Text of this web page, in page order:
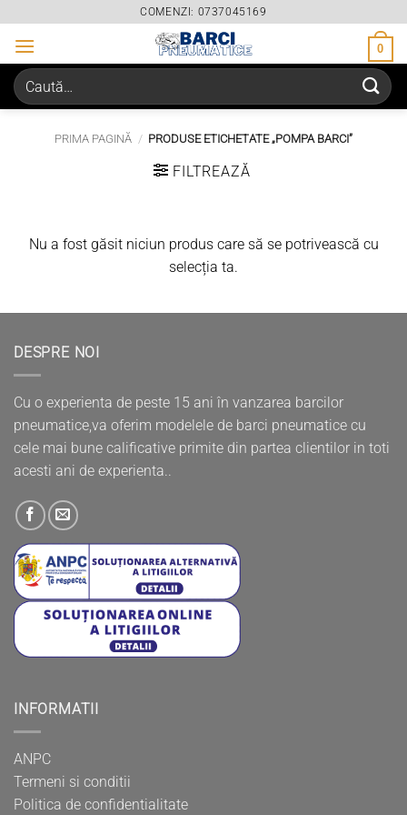
content
COMENZI: 0737045169
0
Caută
după:
PRIMA PAGINĂ / PRODUSE ETICHETATE „POMPA BARCI”
FILTREAZĂ
Nu a fost găsit niciun produs care să se potrivească cu
selecția ta.
DESPRE NOI
Cu o experienta de peste 15 ani în vanzarea barcilor
pneumatice,va oferim modelele de barci pneumatice cu
cele mai bune calificative primite din partea clientilor in toti
acesti ani de experienta..
INFORMATII
ANPC
Termeni si conditii
Politica de confidentialitate